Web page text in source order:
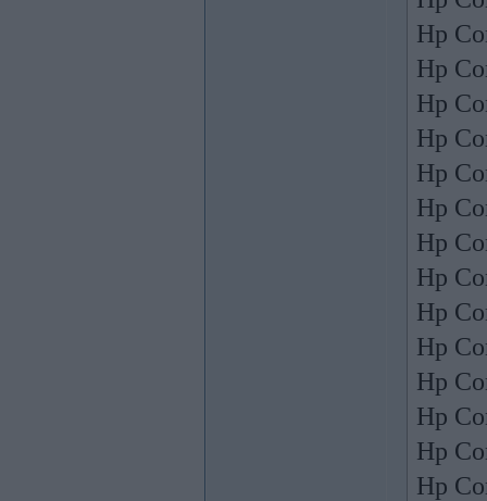
Hp
Hp
Hp
Hp
Hp
Hp
Hp
Hp
Hp
Hp
Hp
Hp
Hp
Hp